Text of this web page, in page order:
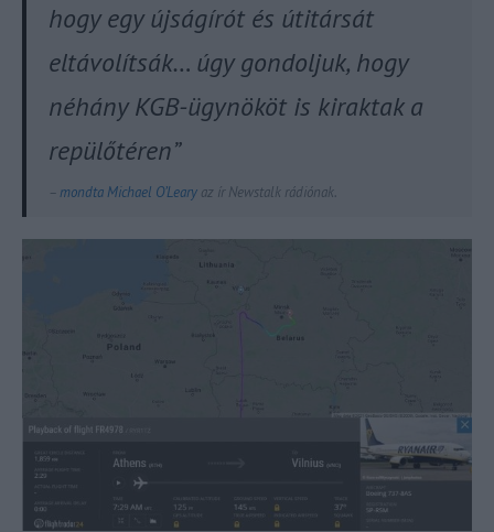
hogy egy újságírót és útitársát
eltávolítsák… úgy gondoljuk, hogy
néhány KGB-ügynököt is kiraktak a
repülőtéren”
–mondta Michael O’Leary az ír Newstalk rádiónak.